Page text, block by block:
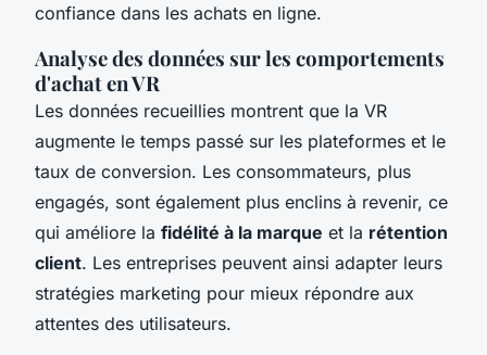
confiance dans les achats en ligne.
Analyse des données sur les comportements
d'achat en VR
Les données recueillies montrent que la VR
augmente le temps passé sur les plateformes et le
taux de conversion. Les consommateurs, plus
engagés, sont également plus enclins à revenir, ce
qui améliore la fidélité à la marque et la rétention
client. Les entreprises peuvent ainsi adapter leurs
stratégies marketing pour mieux répondre aux
attentes des utilisateurs.